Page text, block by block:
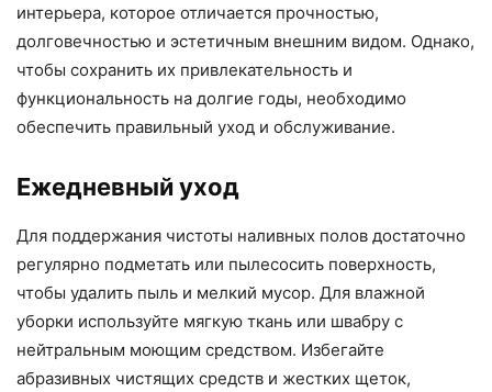
интерьера, которое отличается прочностью,
долговечностью и эстетичным внешним видом. Однако,
чтобы сохранить их привлекательность и
функциональность на долгие годы, необходимо
обеспечить правильный уход и обслуживание.
Ежедневный уход
Для поддержания чистоты наливных полов достаточно
регулярно подметать или пылесосить поверхность,
чтобы удалить пыль и мелкий мусор. Для влажной
уборки используйте мягкую ткань или швабру с
нейтральным моющим средством. Избегайте
абразивных чистящих средств и жестких щеток,